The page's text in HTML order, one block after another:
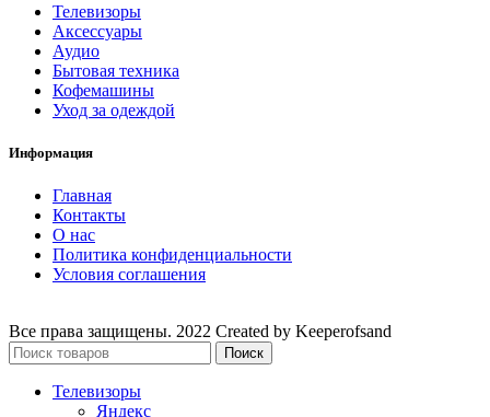
Телевизоры
Аксессуары
Аудио
Бытовая техника
Кофемашины
Уход за одеждой
Информация
Главная
Контакты
О нас
Политика конфиденциальности
Условия соглашения
Все права защищены. 2022 Created by Keeperofsand
Поиск
Телевизоры
Яндекс